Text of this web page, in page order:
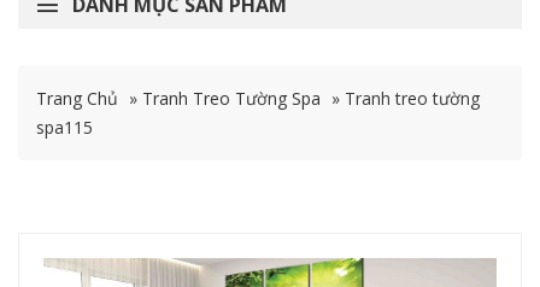
Trang Chủ » Tranh Treo Tường Spa » Tranh treo tường
spa115